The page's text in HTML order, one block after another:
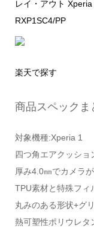
レイ・アウト
RXP1SC4/PP
楽天で探す
商品スペックま
対象機種:Xperia 1
四つ角エアクッショ
厚み4.0㎜でカメラ
TPU素材と特殊フィ
丸みのある形状+グ
熱可塑性ポリウレタ